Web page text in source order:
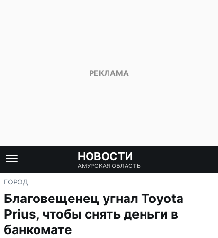
НОВОСТИ
АМУРСКАЯ ОБЛАСТЬ
ГОРОД
Благовещенец угнал Toyota
Prius, чтобы снять деньги в
банкомате